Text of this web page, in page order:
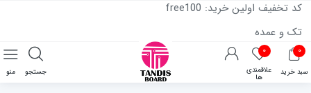
کد تخفیف اولین خرید: free100
تک و عمده
۰
سبد خرید
۰
علاقمندی
ها
منو جستجو